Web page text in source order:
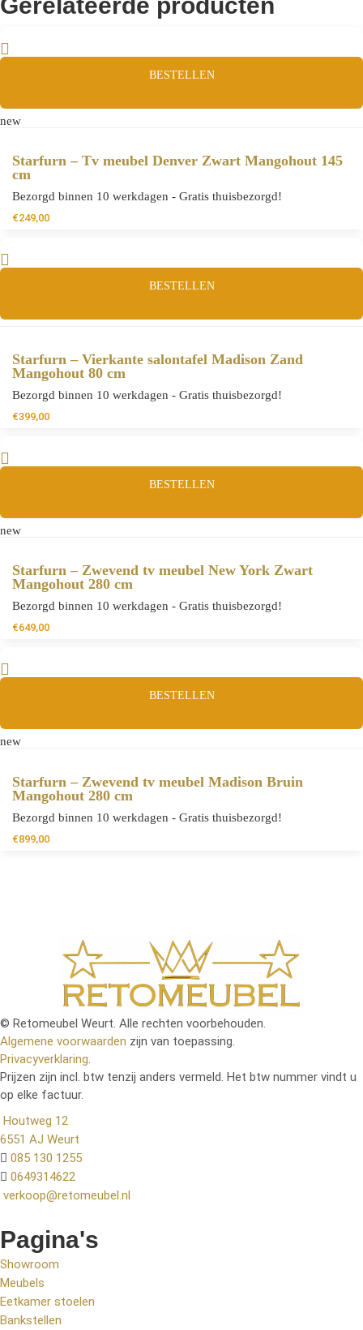
BESTELLEN
new
Starfurn – Tv meubel Denver Zwart Mangohout 145
cm
Bezorgd binnen 10 werkdagen - Gratis thuisbezorgd!
€249,00
BESTELLEN
Starfurn – Vierkante salontafel Madison Zand
Mangohout 80 cm
Bezorgd binnen 10 werkdagen - Gratis thuisbezorgd!
€399,00
BESTELLEN
new
Starfurn – Zwevend tv meubel New York Zwart
Mangohout 280 cm
Bezorgd binnen 10 werkdagen - Gratis thuisbezorgd!
€649,00
BESTELLEN
new
Starfurn – Zwevend tv meubel Madison Bruin
Mangohout 280 cm
Bezorgd binnen 10 werkdagen - Gratis thuisbezorgd!
€899,00
© Retomeubel Weurt. Alle rechten voorbehouden.
Algemene voorwaarden zijn van toepassing.
Privacyverklaring
Prijzen zijn incl. btw tenzij anders vermeld. Het btw nummer vindt u
op elke factuur.
Houtweg 12
6551 AJ Weurt
085 130 1255
0649314622
verkoop@retomeubel.nl
Pagina's
Showroom
Meubels
Eetkamer stoelen
Bankstellen